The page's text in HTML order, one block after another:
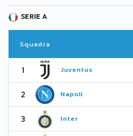
SERIE A
Squadra
1 Juventus
2 Napoli
3 Inter